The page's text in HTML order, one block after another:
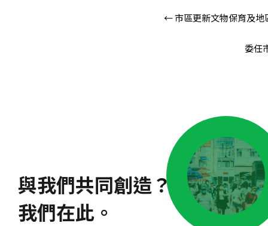
←市區更新文物保育及地
委任
與我們共同創造？
我們在此。